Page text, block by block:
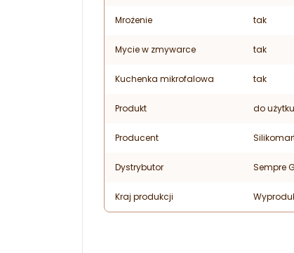
Mrożenie tak
Mycie w zmywarce tak
Kuchenka mikrofalowa tak
Produkt do
Producent
Dystrybutor Sempre
Kraj produkcji